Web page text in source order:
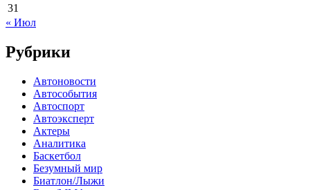
31
« Июл
Рубрики
Автоновости
Автособытия
Автоспорт
Автоэксперт
Актеры
Аналитика
Баскетбол
Безумный мир
Биатлон/Лыжи